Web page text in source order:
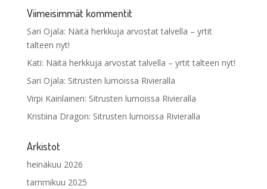
Viimeisimmät kommentit
Sari Ojala: Näitä herkkuja arvostat talvella – yrtit
talteen nyt!
Kati: Näitä herkkuja arvostat talvella – yrtit talteen nyt!
Sari Ojala: Sitrusten lumoissa Rivieralla
Virpi Kainlainen: Sitrusten lumoissa Rivieralla
Kristiina Dragon: Sitrusten lumoissa Rivieralla
Arkistot
heinäkuu 2026
tammikuu 2025